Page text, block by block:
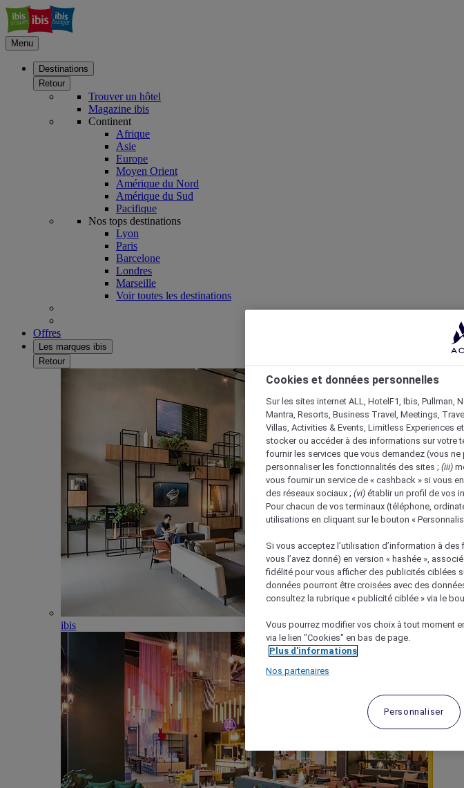
Menu
Destinations
Retour
Trouver un hôtel
Magazine ibis
Continent
Afrique
Asie
Europe
Moyen Orient
Amérique du Nord
Amérique du Sud
Pacifique
Nos tops destinations
Lyon
Paris
Barcelone
Londres
Marseille
Voir toutes les destinations
Offres
Les marques ibis
Retour
ibis
Cookies et données personnelles
Sur les sites internet ALL, HotelF1, Ibis, Pullman,
Mantra, Resorts, Business Travel, Meetings,
Villas, Activities & Events, Limitless Experiences
stocker ou accéder à des informations sur votre
fournir les services que vous demandez (vous
personnaliser les fonctionnalités des sites ; (iii)
vous fournir un service de « cashback » si vous
des réseaux sociaux ; (vi) établir un profil de vos
Pour chacun de vos terminaux (téléphone,
utilisations en cliquant sur le bouton «
Si vous acceptez l’utilisation d’information à
vous l’avez donné) en version « hashée »,
fidélité pour vous afficher des publicités ciblées
données pourront être croisées avec des
consultez la rubrique « publicité ciblée » via le
Vous pourrez modifier vos choix à tout moment
via le lien "Cookies" en bas de page.
Plus d'informations
Nos partenaires
Personnaliser